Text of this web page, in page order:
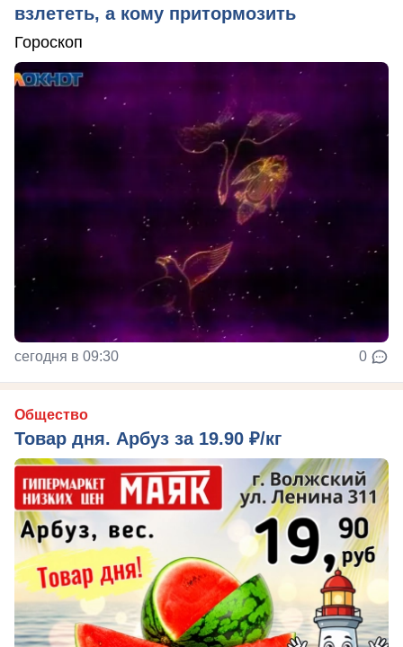
взлететь, а кому притормозить
Гороскоп
сегодня в 09:30 0
Общество
Товар дня. Арбуз за 19.90 ₽/кг